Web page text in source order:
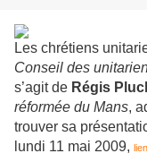
Les chrétiens
Conseil des
s’agit de Régis
réformée du Mans,
trouver sa
lundi 11 mai 2009, lien